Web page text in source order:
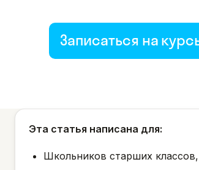
Записаться на
Эта статья написана для:
Школьников старших